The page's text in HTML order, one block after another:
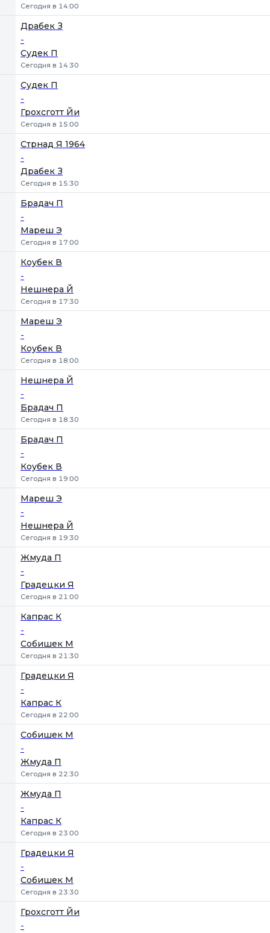
Сегодня в 14:00
Драбек З
-
Судек П
Сегодня в 14:30
Судек П
-
Грохсготт Йи
Сегодня в 15:00
Стрнад Я 1964
-
Драбек З
Сегодня в 15:30
Брадач П
-
Мареш Э
Сегодня в 17:00
Коубек В
-
Нешнера Й
Сегодня в 17:30
Мареш Э
-
Коубек В
Сегодня в 18:00
Нешнера Й
-
Брадач П
Сегодня в 18:30
Брадач П
-
Коубек В
Сегодня в 19:00
Мареш Э
-
Нешнера Й
Сегодня в 19:30
Жмуда П
-
Градецки Я
Сегодня в 21:00
Капрас К
-
Собишек М
Сегодня в 21:30
Градецки Я
-
Капрас К
Сегодня в 22:00
Собишек М
-
Жмуда П
Сегодня в 22:30
Жмуда П
-
Капрас К
Сегодня в 23:00
Градецки Я
-
Собишек М
Сегодня в 23:30
Грохсготт Йи
-